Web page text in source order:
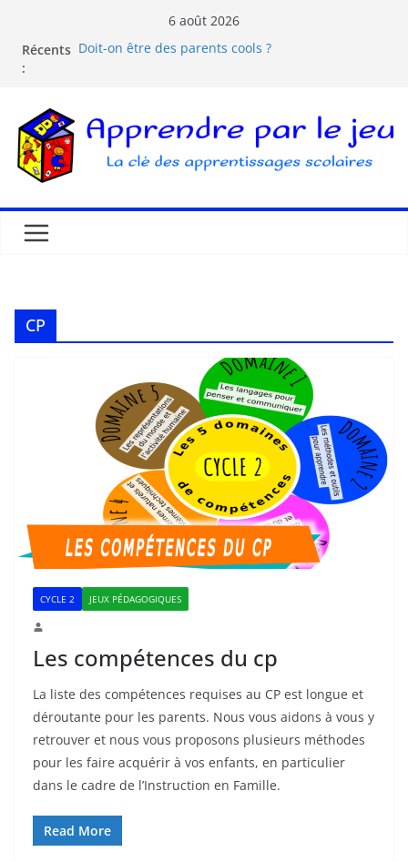
6 août 2026
Récents
:
Doit-on être des parents cools ?
La pédagogie Montessori est-elle ludique ?
Comprendre la courbe de l’oubli
CP
CYCLE 2 JEUX PÉDAGOGIQUES
Les compétences du cp
La liste des compétences requises au CP est longue et
déroutante pour les parents. Nous vous aidons à vous y
retrouver et nous vous proposons plusieurs méthodes
pour les faire acquérir à vos enfants, en particulier
dans le cadre de l’Instruction en Famille.
Read More